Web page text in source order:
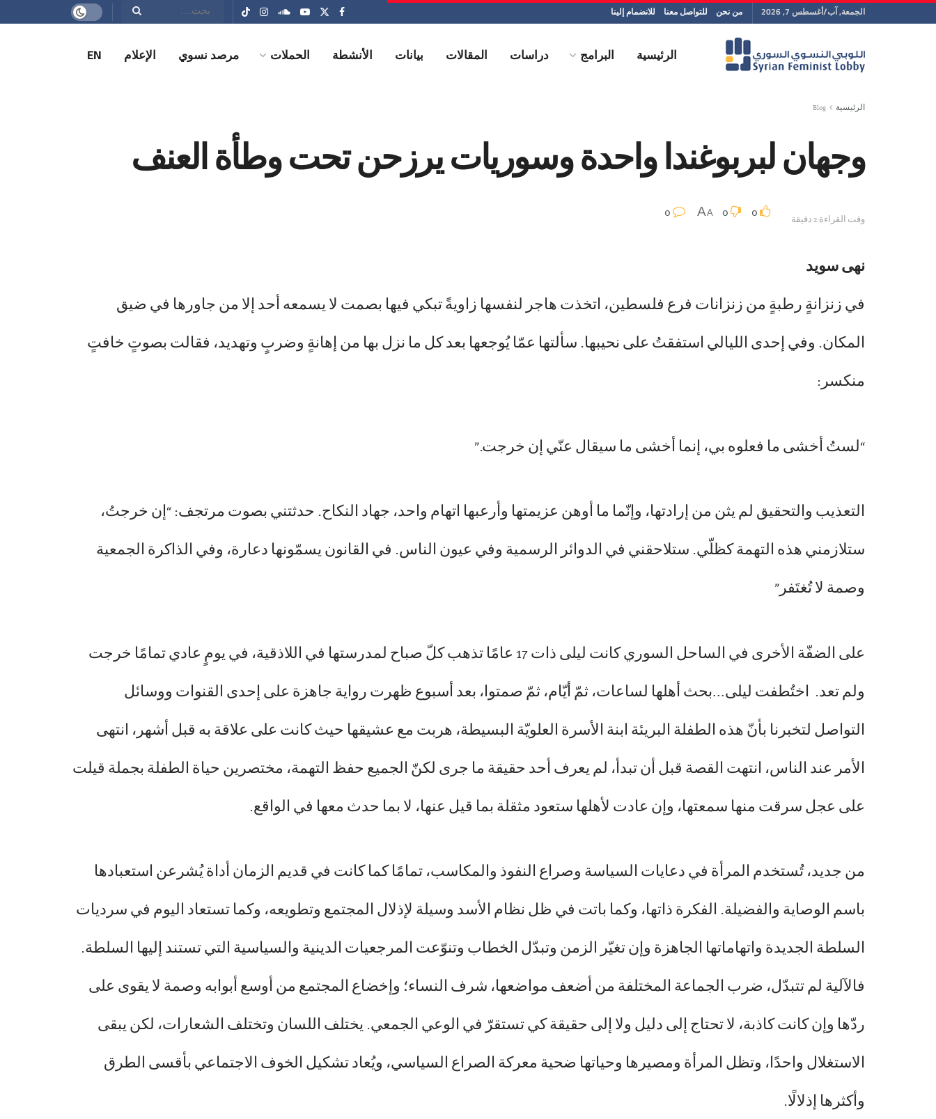
الجمعة, آب/أغسطس 7, 2026 من نحن للتواصل معنا للانضمام إلينا
الرئيسية البرامج دراسات المقالات بيانات الأنشطة الحملات مرصد نسوي الإعلام EN
الرئيسية Blog
وجهان لبربوغندا واحدة وسوريات يرزحن تحت وطأة العنف
وقت القراءة:2 دقيقة 0
0
A
A
نهى سويد
في زنزانةٍ رطبةٍ من زنزانات فرع فلسطين، اتخذت هاجر لنفسها زاويةً تبكي فيها بصمت لا يسمعه أحد إلا من جاورها في ضيق
المكان. وفي إحدى الليالي استفقتُ على نحيبها. سألتها عمّا يُوجعها بعد كل ما نزل بها من إهانةٍ وضربٍ وتهديد، فقالت بصوتٍ خافتٍ
منكسر:
“لستُ أخشى ما فعلوه بي، إنما أخشى ما سيقال عنّي إن خرجت.”
التعذيب والتحقيق لم يثن من إرادتها، وإنّما ما أوهن عزيمتها وأرعبها اتهام واحد، جهاد النكاح. حدثتني بصوت مرتجف: “إن خرجتُ،
ستلازمني هذه التهمة كظلّي. ستلاحقني في الدوائر الرسمية وفي عيون الناس. في القانون يسمّونها دعارة، وفي الذاكرة الجمعية
وصمة لا تُغتَفر”
على الضفّة الأخرى في الساحل السوري كانت ليلى ذات 17 عامًا تذهب كلّ صباح لمدرستها في اللاذقية، في يومٍ عادي تمامًا خرجت
ولم تعد. اختُطفت ليلى…بحث أهلها لساعات، ثمّ أيّام، ثمّ صمتوا، بعد أسبوع ظهرت رواية جاهزة على إحدى القنوات ووسائل
التواصل لتخبرنا بأنّ هذه الطفلة البريئة ابنة الأسرة العلويّة البسيطة، هربت مع عشيقها حيث كانت على علاقة به قبل أشهر، انتهى
الأمر عند الناس، انتهت القصة قبل أن تبدأ، لم يعرف أحد حقيقة ما جرى لكنّ الجميع حفظ التهمة، مختصرين حياة الطفلة بجملة قيلت
على عجل سرقت منها سمعتها، وإن عادت لأهلها ستعود مثقلة بما قيل عنها، لا بما حدث معها في الواقع.
من جديد، تُستخدم المرأة في دعايات السياسة وصراع النفوذ والمكاسب، تمامًا كما كانت في قديم الزمان أداة يُشرعن استعبادها
باسم الوصاية والفضيلة. الفكرة ذاتها، وكما باتت في ظل نظام الأسد وسيلة لإذلال المجتمع وتطويعه، وكما تستعاد اليوم في سرديات
السلطة الجديدة واتهاماتها الجاهزة وإن تغيّر الزمن وتبدّل الخطاب وتنوّعت المرجعيات الدينية والسياسية التي تستند إليها السلطة.
فالآلية لم تتبدّل، ضرب الجماعة المختلفة من أضعف مواضعها، شرف النساء؛ وإخضاع المجتمع من أوسع أبوابه وصمة لا يقوى على
ردّها وإن كانت كاذبة، لا تحتاج إلى دليل ولا إلى حقيقة كي تستقرّ في الوعي الجمعي. يختلف اللسان وتختلف الشعارات، لكن يبقى
الاستغلال واحدًا، وتظل المرأة ومصيرها وحياتها ضحية معركة الصراع السياسي، ويُعاد تشكيل الخوف الاجتماعي بأقسى الطرق
وأكثرها إذلالًا.